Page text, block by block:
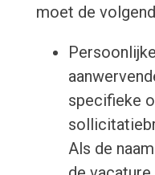
moet de
specifieke
Als de